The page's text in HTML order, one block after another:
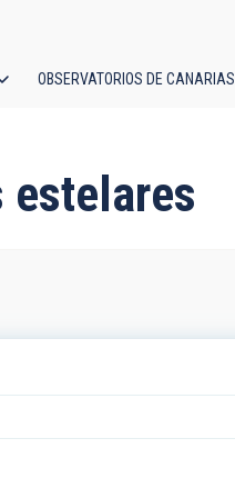
OBSERVATORIOS DE CANARIAS